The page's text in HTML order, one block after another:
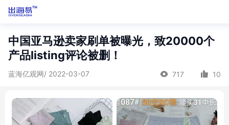
中国亚马逊卖家刷单被曝光，致20000个
产品listing评论被删！
蓝海亿观网/ 2022-03-07 717 10